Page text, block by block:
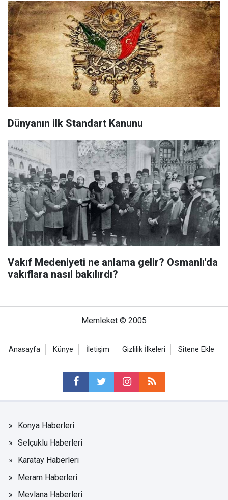
Dünyanın ilk Standart Kanunu
Vakıf Medeniyeti ne anlama gelir? Osmanlı'da
vakıflara nasıl bakılırdı?
Memleket © 2005
Anasayfa Künye İletişim Gizlilik İlkeleri Sitene Ekle
Konya Haberleri
Selçuklu Haberleri
Karatay Haberleri
Meram Haberleri
Mevlana Haberleri